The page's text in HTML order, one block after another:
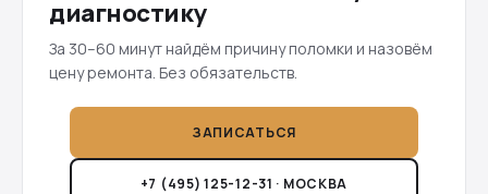
диагностику
За 30–60 минут найдём причину поломки и назовём
цену ремонта. Без обязательств.
ЗАПИСАТЬСЯ
+7 (495) 125-12-31 · МОСКВА